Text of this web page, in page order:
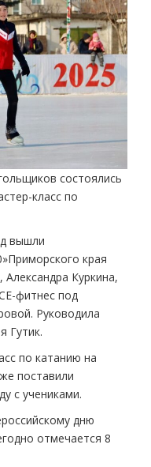
состоялись
класс по
вышли
края
Куркина,
фитнес под
Руководила
Гутик.
по катанию на
поставили
с учениками.
дню
отмечается 8